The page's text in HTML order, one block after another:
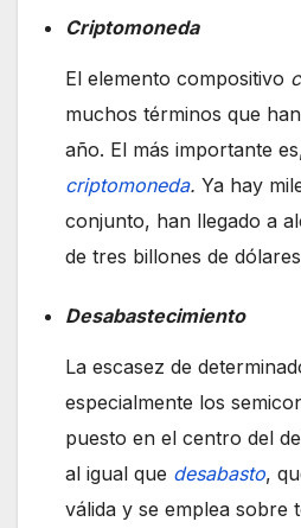
Criptomoneda
El elemento compositivo
muchos términos que
año. El más importante
criptomoneda. Ya hay
conjunto, han llegado a
de tres billones de
Desabastecimiento
La escasez de
especialmente los
puesto en el centro del
al igual que desabasto,
válida y se emplea sobre